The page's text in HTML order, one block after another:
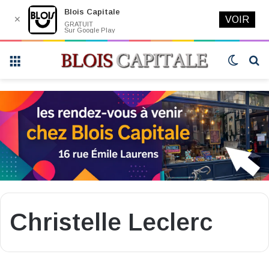
Switch
Christelle Leclerc
✕
Blois Capitale
GRATUIT
Sur Google Play
VOIR